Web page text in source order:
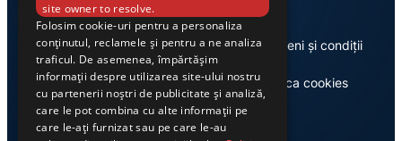
Despre noi
Casa de editură Exclusiv
Termeni și condiții
Politica cookies
site owner to resolve.
Folosim cookie-uri pentru a personaliza
conținutul, reclamele și pentru a ne analiza
traficul. De asemenea, împărtășim
informații despre utilizarea site-ului nostru
cu partenerii noștri de publicitate și analiză,
care le pot combina cu alte informații pe
care le-ați furnizat sau pe care le-au